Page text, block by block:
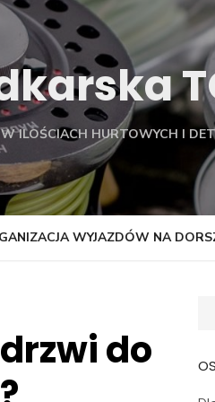
ILOŚCIACH HURTOWYCH I
WYJAZDÓW NA
do